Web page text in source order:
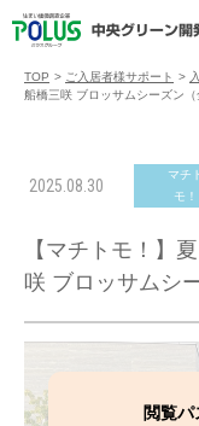
TOP > ご入居者様サポート >
船橋三咲 ブロッサムシーズン（
2025.08.30
マチ
モ！
【マチトモ！】
咲 ブロッサムシ
閲覧